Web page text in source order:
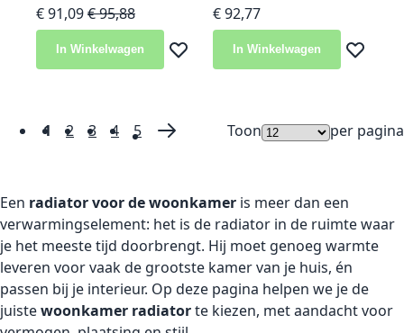
Speciale prijs
€ 91,09Normale prijs
€ 95,88
In Winkelwagen Voeg toe aan verlanglijst
€ 92,77
In Winkelwagen Voeg
PaginaU lees momenteel pagina
1 Pagina
2 Pagina
3 Pagina
4 Pagina
5 Pagina
VolgendeToon per pagina
Een radiator voor de woonkamer is meer dan een
verwarmingselement: het is de radiator in de ruimte waar
je het meeste tijd doorbrengt. Hij moet genoeg warmte
leveren voor vaak de grootste kamer van je huis, én
passen bij je interieur. Op deze pagina helpen we je de
juistewoonkamer radiatorte kiezen, met aandacht voor